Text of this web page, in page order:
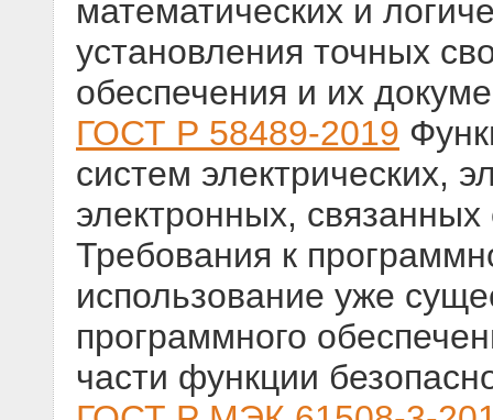
математических и
установления точных
обеспечения и их
ГОСТ Р 58489-2019
систем электрических,
электронных,
Требования к
использование уже
программного
части функции